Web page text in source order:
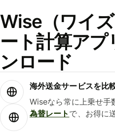
Wise（ワイ
ート計算アプ
ンロード
海外送金サービスを比
Wiseなら常に上乗せ手
為替レート で、お得に